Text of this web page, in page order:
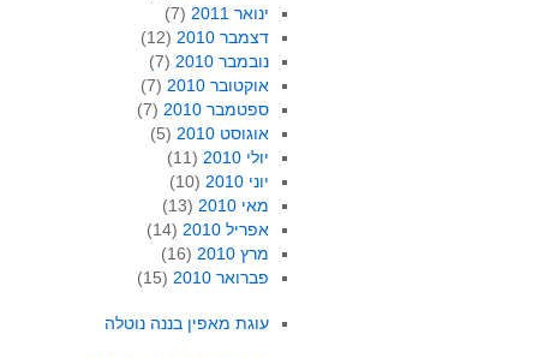
ינואר 2011
(7)
דצמבר 2010
(12)
נובמבר 2010
(7)
אוקטובר 2010
(7)
ספטמבר 2010
(7)
אוגוסט 2010
(5)
יולי 2010
(11)
יוני 2010
(10)
מאי 2010
(13)
אפריל 2010
(14)
מרץ 2010
(16)
פברואר 2010
(15)
עוגת מאפין בננה נוטלה